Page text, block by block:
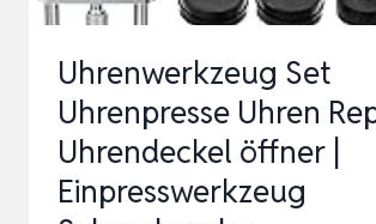
Uhrenwerkzeug Set
Uhrenpresse Uhren
Uhrendeckel öffner |
Einpresswerkzeug